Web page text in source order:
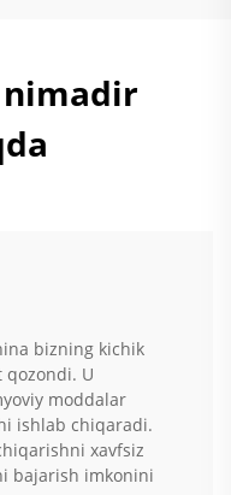
bizning kichik
U
moddalar
ishlab chiqaradi.
xavfsiz
bajarish imkonini